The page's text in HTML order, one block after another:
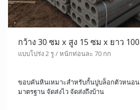
กว้าง 30 ซม x สูง 15 ซม x ยาว
แบบโปร่ง 2 รู / หนักท่อนละ 70 กก
ขอบคันหินเหมาะสำหรับกั้นปูบล็อกตัวหนอ
มาตรฐาน จัดส่งไว จัดส่งถึงบ้าน